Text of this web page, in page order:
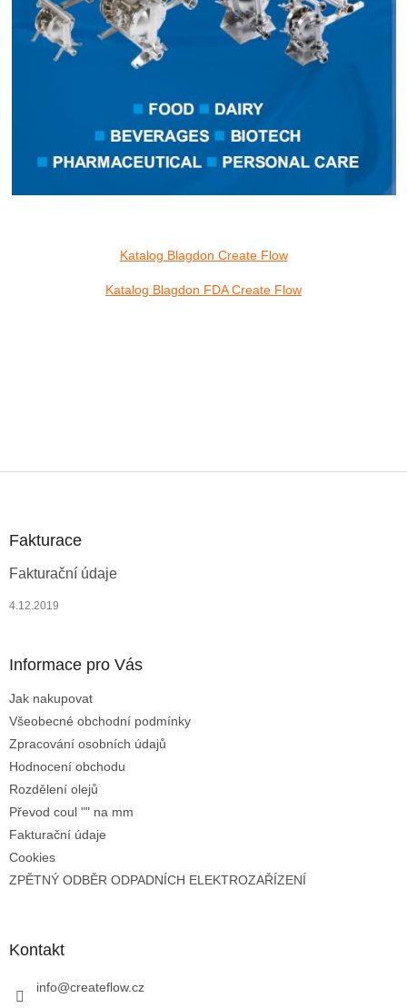
Katalog Blagdon Create Flow
Katalog Blagdon FDA Create Flow
Fakturace
Fakturační údaje
4.12.2019
Informace pro Vás
Jak nakupovat
Všeobecné obchodní podmínky
Zpracování osobních údajů
Hodnocení obchodu
Rozdělení olejů
Převod coul "" na mm
Fakturační údaje
Cookies
ZPĚTNÝ ODBĚR ODPADNÍCH ELEKTROZAŘÍZENÍ
Kontakt
info@createflow.cz